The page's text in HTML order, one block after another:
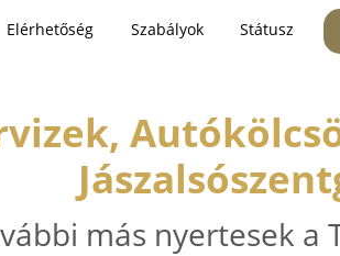
Elérhetőség Szabályok Státusz
más nyertesek a